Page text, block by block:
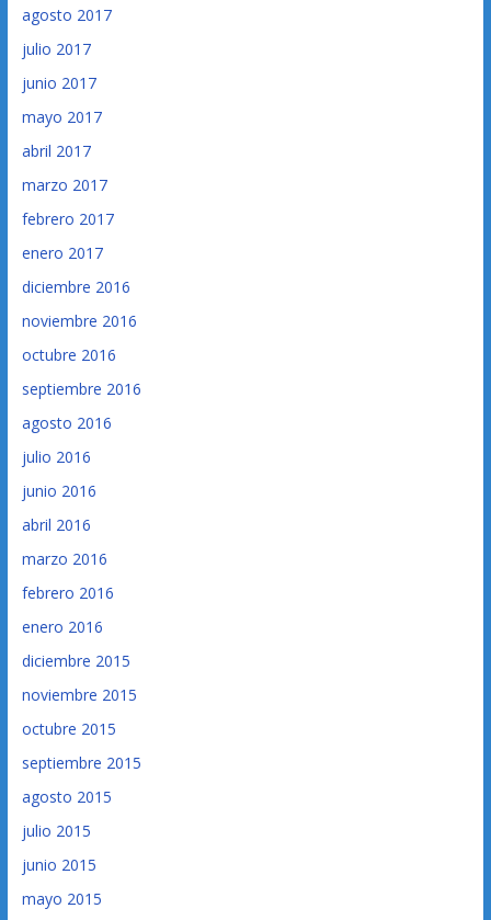
agosto 2017
julio 2017
junio 2017
mayo 2017
abril 2017
marzo 2017
febrero 2017
enero 2017
diciembre 2016
noviembre 2016
octubre 2016
septiembre 2016
agosto 2016
julio 2016
junio 2016
abril 2016
marzo 2016
febrero 2016
enero 2016
diciembre 2015
noviembre 2015
octubre 2015
septiembre 2015
agosto 2015
julio 2015
junio 2015
mayo 2015